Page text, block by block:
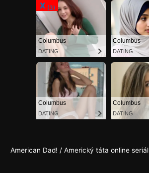
X (1)
X (2)
X (3)
American Dad! / Americký táta online seriál